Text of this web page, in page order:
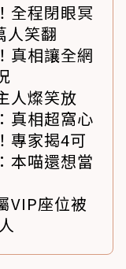
全程閉眼冥
人笑翻
真相讓全網
人燦笑放
真相超窩心
專家揭4可
本喵還想當
VIP座位被